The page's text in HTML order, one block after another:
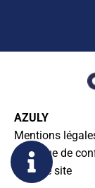
AZULY
Mentions
Politique de
Plan de site